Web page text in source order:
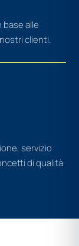
base alle
clienti.
servizio
di qualità